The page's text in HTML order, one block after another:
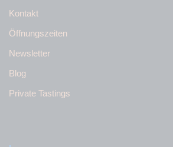
Kontakt
Öffnungszeiten
Newsletter
Blog
Private Tastings